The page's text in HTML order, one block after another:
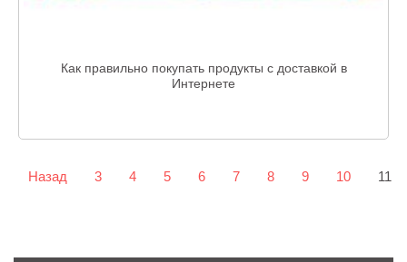
Как правильно покупать продукты с доставкой в
Интернете
Назад 3 4 5 6 7 8 9 10 11